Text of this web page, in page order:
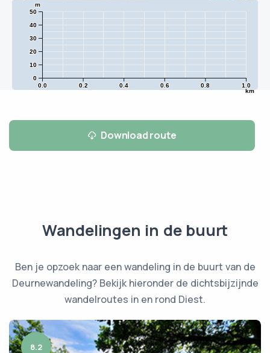
0.0 0.2 0.4 0.6 0.8 1.0
km
0
10
20
30
40
50
m
Download route
Wandelingen in de buurt
Ben je opzoek naar een wandeling in de buurt van de
Deurnewandeling? Bekijk hieronder de dichtsbijzijnde
wandelroutes in en rond Diest.
8.2